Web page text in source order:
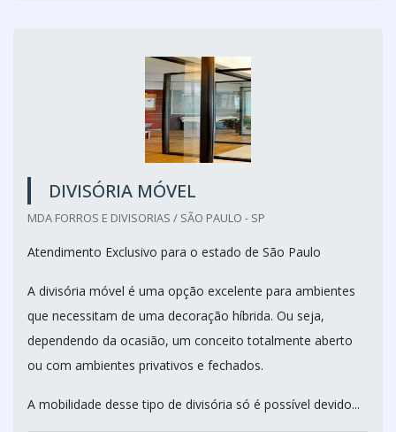
DIVISÓRIA MÓVEL
MDA FORROS E DIVISORIAS / SÃO PAULO - SP
Atendimento Exclusivo para o estado de São Paulo
A divisória móvel é uma opção excelente para ambientes
que necessitam de uma decoração híbrida. Ou seja,
dependendo da ocasião, um conceito totalmente aberto
ou com ambientes privativos e fechados.
A mobilidade desse tipo de divisória só é possível devido...